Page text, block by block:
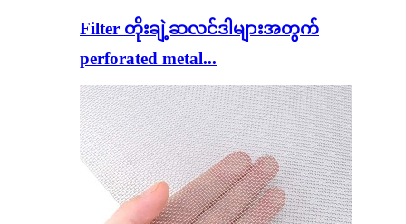
Filter တိုးချဲ့ဆလင်ဒါများအတွက်
perforated metal...